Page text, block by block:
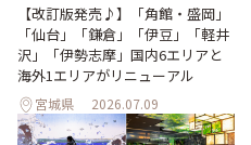
【改訂版発売♪】「角館・盛岡」
「仙台」「鎌倉」「伊豆」「軽井
沢」「伊勢志摩」国内6エリアと
海外1エリアがリニューアル
宮城県 2026.07.09